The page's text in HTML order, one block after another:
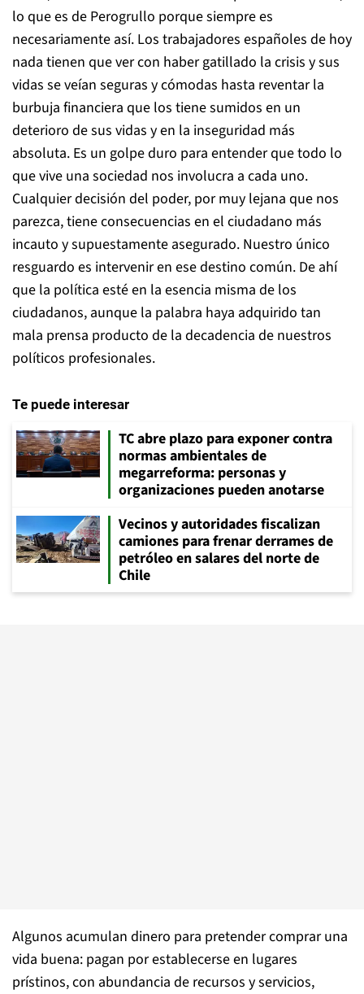
lo que es de Perogrullo porque siempre es
necesariamente así. Los trabajadores españoles de hoy
nada tienen que ver con haber gatillado la crisis y sus
vidas se veían seguras y cómodas hasta reventar la
burbuja financiera que los tiene sumidos en un
deterioro de sus vidas y en la inseguridad más
absoluta. Es un golpe duro para entender que todo lo
que vive una sociedad nos involucra a cada uno.
Cualquier decisión del poder, por muy lejana que nos
parezca, tiene consecuencias en el ciudadano más
incauto y supuestamente asegurado. Nuestro único
resguardo es intervenir en ese destino común. De ahí
que la política esté en la esencia misma de los
ciudadanos, aunque la palabra haya adquirido tan
mala prensa producto de la decadencia de nuestros
políticos profesionales.
Te puede interesar
TC abre plazo para exponer contra
normas ambientales de
megarreforma: personas y
organizaciones pueden anotarse
Vecinos y autoridades fiscalizan
camiones para frenar derrames de
petróleo en salares del norte de
Chile
Algunos acumulan dinero para pretender comprar una
vida buena: pagan por establecerse en lugares
prístinos, con abundancia de recursos y servicios,